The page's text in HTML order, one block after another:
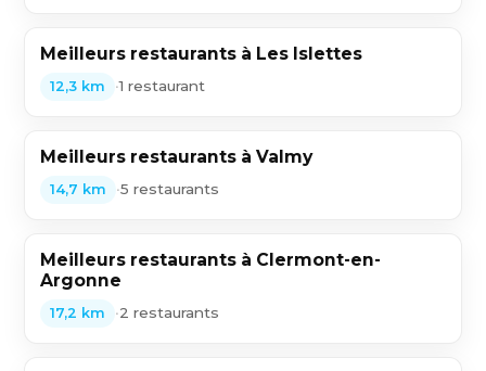
Meilleurs restaurants à Les Islettes
12,3 km •1 restaurant
Meilleurs restaurants à Valmy
14,7 km •5 restaurants
Meilleurs restaurants à Clermont-en-
Argonne
17,2 km •2 restaurants